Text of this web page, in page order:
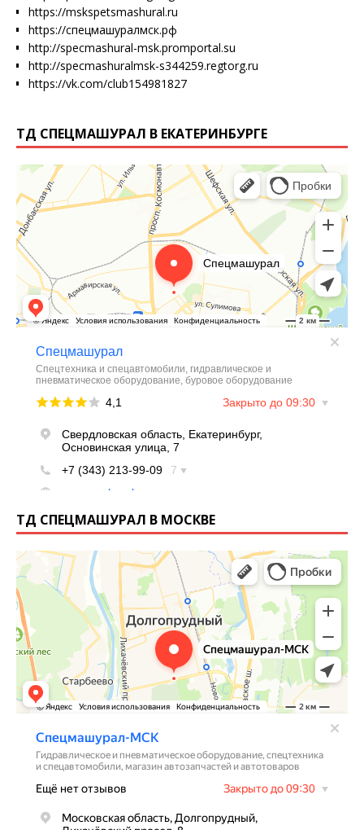
https://mskspetsmashural.ru
https://спецмашуралмск.рф
http://specmashural-msk.promportal.su
http://specmashuralmsk-s344259.regtorg.ru
https://vk.com/club154981827
ТД СПЕЦМАШУРАЛ В ЕКАТЕРИНБУРГЕ
ТД СПЕЦМАШУРАЛ В МОСКВЕ